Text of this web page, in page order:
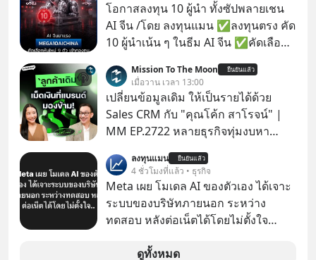
เดียวกัน
โอกาสลงทุน 10 ผู้นำ ทั้งซัปพลายเชน
AI จีน /โดย ลงทุนแมน ✅ลงทุนตรง คัด
10 ผู้นำเน้น ๆ ในธีม AI จีน ✅คัดเลือก
เจ้าของผู้นำ AI จีน ตั้งแต่โรงงานผลิตชิป
หน่วยความจำ โมเดล AI ยันหุ่นยนต์
✅ได้การรับยกเว้นภาษี Capital Gain
ตามกฎหมายภาษีของประเทศไทย
Mission To The Moon ยืนยันแล้ว
เมื่อวาน เวลา 13:00
เปลี่ยนข้อมูลเดิม ให้เป็นรายได้ด้วย
Sales CRM กับ "คุณโค้ก สาโรจน์" |
MM EP.2722 หลายธุรกิจทุ่มงบหา
แล้ว คือกลุ่มที่มีโอกาสซื้อซ้ำสูงที่สุด แต่
กลับปล่อยให้เงียบหายไปโดยไม่รู้ตัว ใน
Mission To The Moon EP นี้ เราจะมา
คุยกับคุณโค้ก สาโรจน์ อธิวิทวัส CEO
ด้านงานขายและ CRM มากกว่า 20 ปี
ลงทุนแมน ยืนยันแล้ว
4 ชั่วโมงที่แล้ว • ธุรกิจ
Meta เผย โมเดล AI ของตัวเอง ได้เจาะ
ระบบของบริษัทภายนอก ระหว่าง
ทดสอบ หลังต่อเน็ตได้โดยไม่ตั้งใจ
ในโมเดล AI ของบริษัท สามารถเชื่อม
ดูทั้งหมด